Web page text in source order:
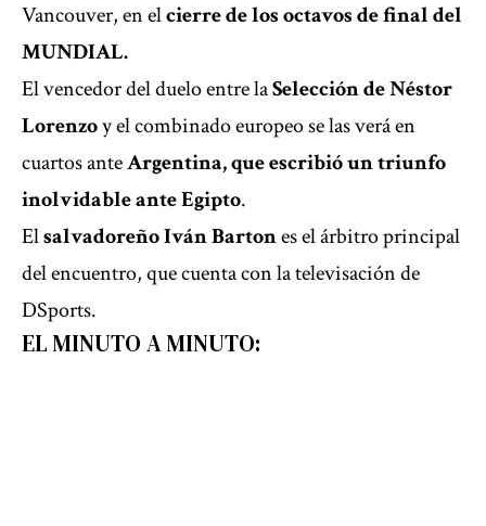
Vancouver, en elcierre de los octavos de final del
MUNDIAL.
El vencedor del duelo entre laSelección de Néstor
Lorenzoy el combinado europeo se las verá en
cuartos anteArgentina, que escribió un triunfo
inolvidable ante Egipto.
Elsalvadoreño Iván Bartones el árbitro principal
del encuentro, que cuenta con la televisación de
DSports.
EL MINUTO A MINUTO: